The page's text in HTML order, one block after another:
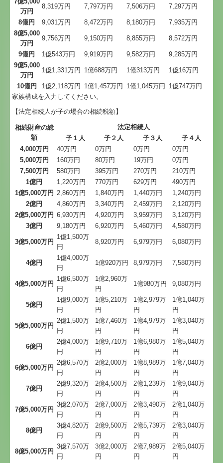
万円
8,319万円 7,797万円 7,506万円 7,297万円
8億円 9,031万円 8,472万円 8,180万円
7,935万円
8億5,000
万円
9,756万円 9,150万円 8,855万円 8,572万円
9億円 1億543万円 9,919万円 9,582万円
9,285万円
9億5,000
万円
1億1,331万円 1億688万円 1億313万円 1億16万円
10億円 1億2,118万円 1億1,457万円 1億1,045万円
1億747万円
家族構成を入力してください。
【法定相続人が子の場合の相続税額】
相続財産の総
額
法定相続人
子１人
子２人 子３人
子４人
4,000万円
40万円 0万円 0万円
0万円
5,000万円
160万円 80万円 19万円
0万円
7,500万円
580万円 395万円 270万円
210万円
1億円
1,220万円 770万円 629万円
490万円
1億5,000万円 2,860万円 1,840万円 1,440万円
1,240万円
2億円
4,860万円 3,340万円 2,459万円
2,120万円
2億5,000万円 6,930万円 4,920万円 3,959万円
3,120万円
3億円
9,180万円 6,920万円 5,460万円 4,580万円
3億5,000万円
1億1,500万
円
8,920万円 6,979万円 6,080万円
4億円
1億4,000万
円
1億920万円 8,979万円 7,580万円
4億5,000万円
1億6,500万
円
1億2,960万
円
1億980万円 9,080万円
5億円
1億9,000万
円
1億5,210万
円
1億2,979万
円
1億1,040万
円
5億5,000万円
2億1,500万
円
1億7,460万
円
1億4,979万
円
1億3,040万
円
6億円
2億4,000万
円
1億9,710万
円
1億6,980万
円
1億5,040万
円
6億5,000万円
2億6,570万
円
2億2,000万
円
1億8,989万
円
1億7,040万
円
7億円
2億9,320万
円
2億4,500万
円
2億1,239万
円
1億9,040万
円
7億5,000万円
3億2,070万
円
2億7,000万
円
2億3,490万
円
2億1,040万
円
8億円
3億4,820万
円
2億9,500万
円
2億5,739万
円
2億3,040万
円
8億5,000万円
3億7,570万
円
3億2,000万
円
2億7,989万
円
2億5,040万
円